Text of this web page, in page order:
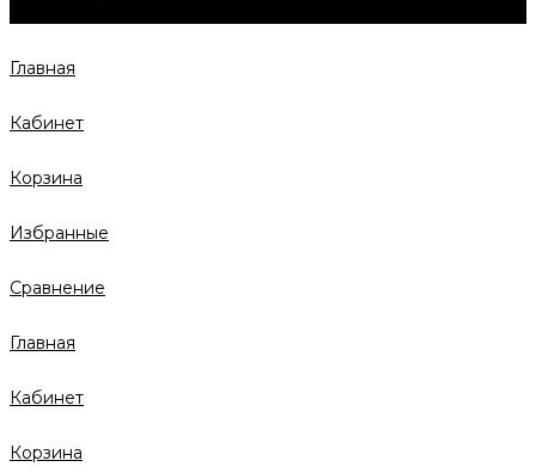
Главная
Кабинет
Корзина
Избранные
Сравнение
Главная
Кабинет
Корзина